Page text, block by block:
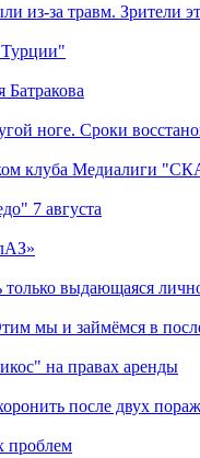
из-за травм. Зрители
Батракова
ноге. Сроки
клуба Медиалиги
7 августа
выдающаяся
мы и займёмся в
на правах аренды
после двух
проблем